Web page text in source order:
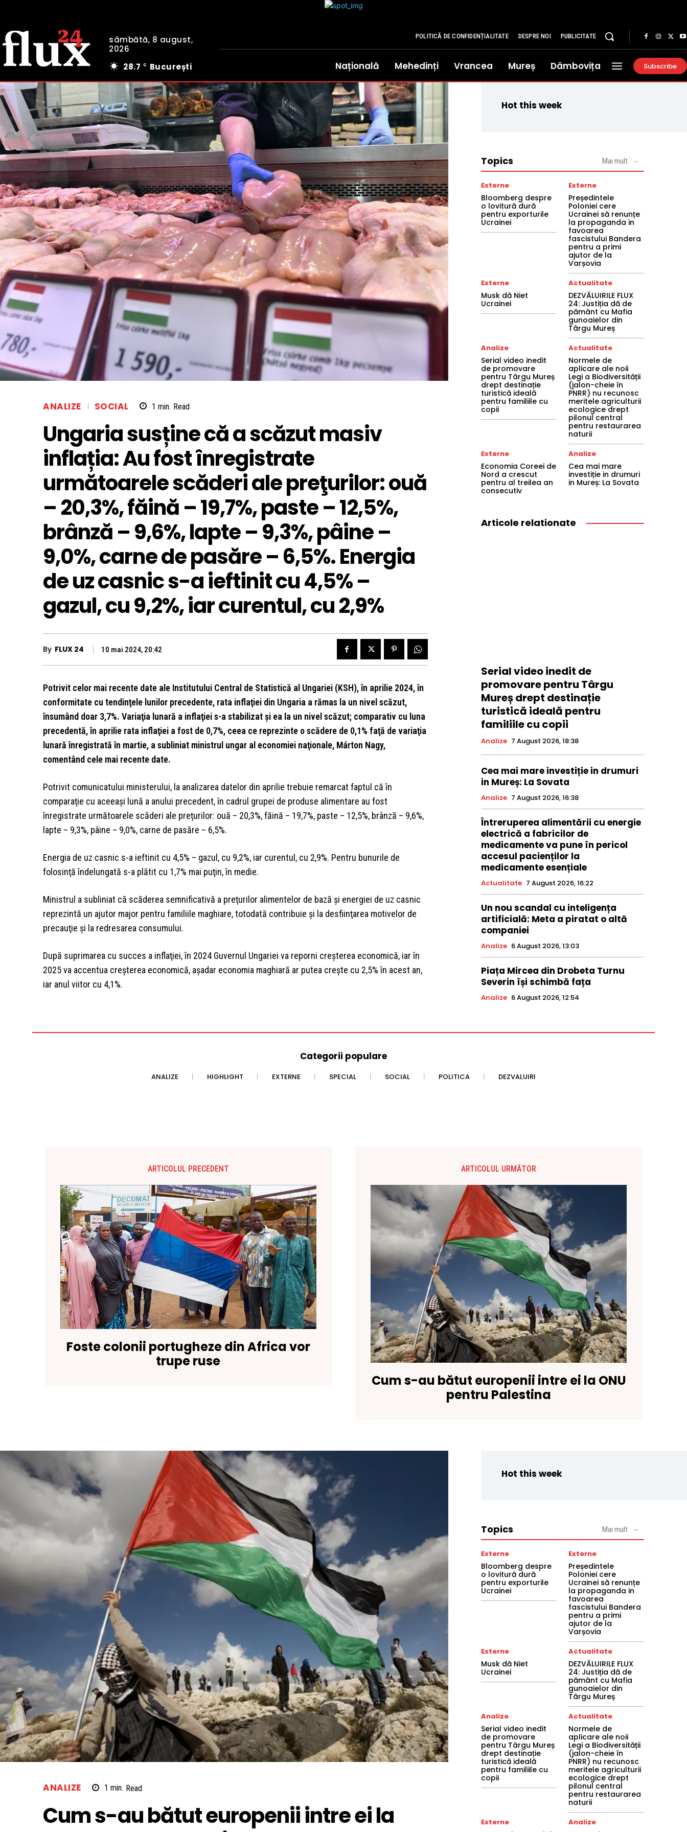
sâmbătă, 8 august,
2026
28.7 C București
POLITICĂ DE CONFIDENȚIALITATE DESPRE NOI PUBLICITATE
Națională Mehedinți Vrancea Mureș Dâmbovița Subscribe
ANALIZE SOCIAL 1 min. Read
Ungaria susține că a scăzut masiv
inflația: Au fost înregistrate
următoarele scăderi ale preţurilor: ouă
– 20,3%, făină – 19,7%, paste – 12,5%,
brânză – 9,6%, lapte – 9,3%, pâine –
9,0%, carne de pasăre – 6,5%. Energia
de uz casnic s-a ieftinit cu 4,5% –
gazul, cu 9,2%, iar curentul, cu 2,9%
By FLUX 24 10 mai 2024, 20:42
Potrivit celor mai recente date ale Institutului Central de Statistică al Ungariei (KSH), în aprilie 2024, în
conformitate cu tendinţele lunilor precedente, rata inflaţiei din Ungaria a rămas la un nivel scăzut,
însumând doar 3,7%. Variaţia lunară a inflaţiei s-a stabilizat şi ea la un nivel scăzut; comparativ cu luna
precedentă, în aprilie rata inflaţiei a fost de 0,7%, ceea ce reprezinte o scădere de 0,1% faţă de variaţia
lunară înregistrată în martie, a subliniat ministrul ungar al economiei naţionale, Márton Nagy,
comentând cele mai recente date.
Potrivit comunicatului ministerului, la analizarea datelor din aprilie trebuie remarcat faptul că în
comparaţie cu aceeaşi lună a anului precedent, în cadrul grupei de produse alimentare au fost
înregistrate următoarele scăderi ale preţurilor: ouă – 20,3%, făină – 19,7%, paste – 12,5%, brânză – 9,6%,
lapte – 9,3%, pâine – 9,0%, carne de pasăre – 6,5%.
Energia de uz casnic s-a ieftinit cu 4,5% – gazul, cu 9,2%, iar curentul, cu 2,9%. Pentru bunurile de
folosinţă îndelungată s-a plătit cu 1,7% mai puţin, în medie.
Ministrul a subliniat că scăderea semnificativă a preţurilor alimentelor de bază şi energiei de uz casnic
reprezintă un ajutor major pentru familiile maghiare, totodată contribuie şi la desfiinţarea motivelor de
precauţie şi la redresarea consumului.
După suprimarea cu succes a inflaţiei, în 2024 Guvernul Ungariei va reporni creşterea economică, iar în
2025 va accentua creşterea economică, aşadar economia maghiară ar putea creşte cu 2,5% în acest an,
iar anul viitor cu 4,1%.
Hot this week
Topics Mai mult
Externe
Bloomberg despre
o lovitură dură
pentru exporturile
Ucrainei
Externe
Președintele
Poloniei cere
Ucrainei să renunțe
la propaganda in
favoarea
fascistului Bandera
pentru a primi
ajutor de la
Varșovia
Externe
Musk dă Niet
Ucrainei
Actualitate
DEZVĂLUIRILE FLUX
24: Justiția dă de
pământ cu Mafia
gunoaielor din
Târgu Mureș
Analize
Serial video inedit
de promovare
pentru Târgu Mureș
drept destinație
turistică ideală
pentru familiile cu
copii
Actualitate
Normele de
aplicare ale noii
Legi a Biodiversității
(jalon-cheie în
PNRR) nu recunosc
meritele agriculturii
ecologice drept
pilonul central
pentru restaurarea
naturii
Externe
Economia Coreei de
Nord a crescut
pentru al treilea an
consecutiv
Analize
Cea mai mare
investiție in drumuri
in Mureș: La Sovata
Articole relationate
Serial video inedit de
promovare pentru Târgu
Mureș drept destinație
turistică ideală pentru
familiile cu copii
Analize 7 August 2026, 18:38
Cea mai mare investiție in drumuri
in Mureș: La Sovata
Analize 7 August 2026, 16:38
Întreruperea alimentării cu energie
electrică a fabricilor de
medicamente va pune în pericol
accesul pacienților la
medicamente esențiale
Actualitate 7 August 2026, 16:22
Un nou scandal cu inteligența
artificială: Meta a piratat o altă
companiei
Analize 6 August 2026, 13:03
Piața Mircea din Drobeta Turnu
Severin își schimbă fața
Analize 6 August 2026, 12:54
Categorii populare
ANALIZE HIGHLIGHT EXTERNE SPECIAL SOCIAL POLITICA DEZVALUIRI
ARTICOLUL PRECEDENT
Foste colonii portugheze din Africa vor
trupe ruse
ARTICOLUL URMĂTOR
Cum s-au bătut europenii intre ei la ONU
pentru Palestina